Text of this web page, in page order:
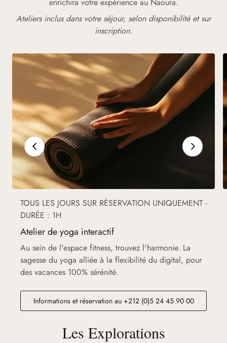
Ateliers inclus dans votre séjour, selon disponibilité et sur
inscription.
TOUS LES JOURS SUR RÉSERVATION UNIQUEMENT -
DURÉE : 1H
Atelier de yoga interactif
Au sein de l'espace fitness, trouvez l'harmonie. La
sagesse du yoga alliée à la flexibilité du digital, pour
des vacances 100% sérénité.
Informations et réservation au +212 (0)5 24 45 90 00
Les Explorations